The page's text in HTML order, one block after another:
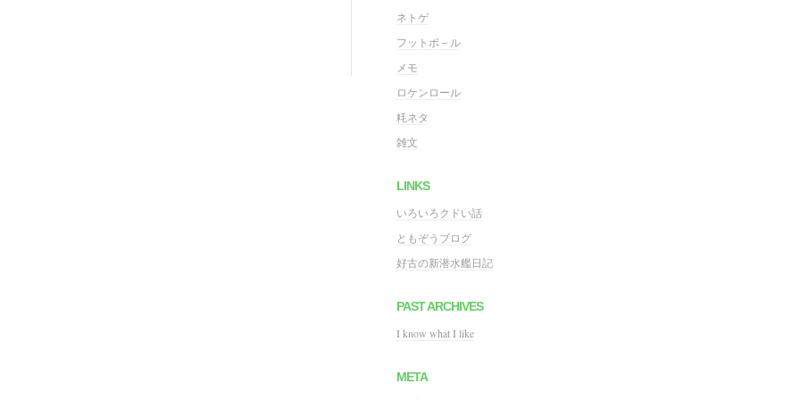
ネトゲ
フットボ－ル
メモ
ロケンロール
粍ネタ
雑文
LINKS
いろいろクドい話
ともぞうブログ
好古の新潜水艦日記
PAST ARCHIVES
I know what I like
META